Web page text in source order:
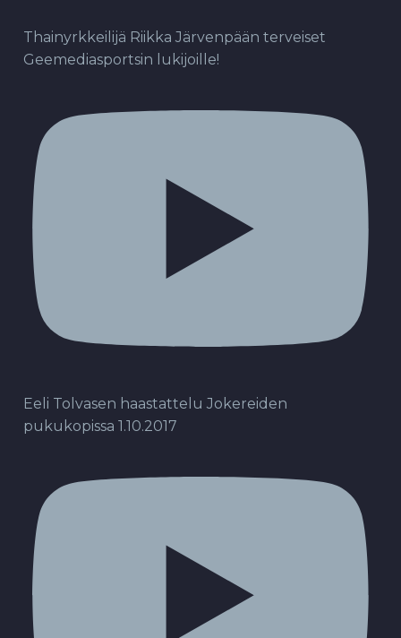
Thainyrkkeilijä Riikka Järvenpään terveiset
Geemediasportsin lukijoille!
Eeli Tolvasen haastattelu Jokereiden
pukukopissa 1.10.2017